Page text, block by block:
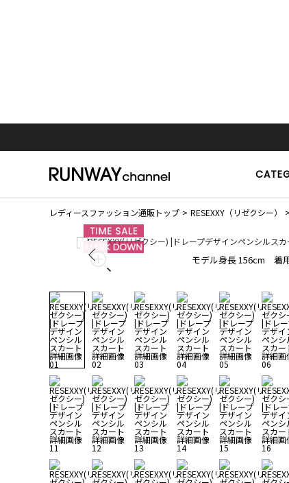
レディースファッション通販トップ RESEXXY（リゼクシー）
モデル身長 156cm 着